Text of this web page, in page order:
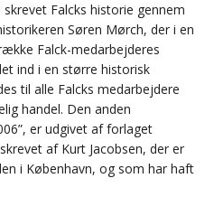
Falcks historie gennem
Søren Mørch, der i en
Falck-medarbejderes
ind i en større historisk
til alle Falcks medarbejdere
handel. Den anden
er udgivet af forlaget
af Kurt Jacobsen, der er
i København, og som har haft